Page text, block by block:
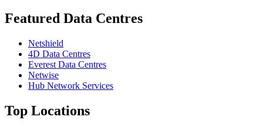
Featured Data Centres
Netshield
4D Data Centres
Everest Data Centres
Netwise
Hub Network Services
Top Locations